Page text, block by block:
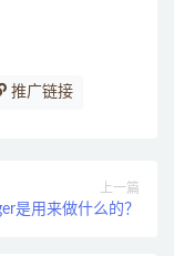
推广链接
上一篇
是用来做什么的？